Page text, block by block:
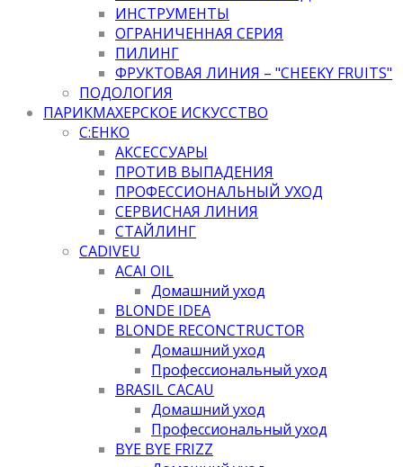
ИНСТРУМЕНТЫ
ОГРАНИЧЕННАЯ СЕРИЯ
ПИЛИНГ
ФРУКТОВАЯ ЛИНИЯ – "CHEEKY FRUITS"
ПОДОЛОГИЯ
ПАРИКМАХЕРСКОЕ ИСКУССТВО
C:EHKO
АКСЕССУАРЫ
ПРОТИВ ВЫПАДЕНИЯ
ПРОФЕССИОНАЛЬНЫЙ УХОД
СЕРВИСНАЯ ЛИНИЯ
СТАЙЛИНГ
CADIVEU
ACAI OIL
Домашний уход
BLONDE IDEA
BLONDE RECONCTRUCTOR
Домашний уход
Профессиональный уход
BRASIL CACAU
Домашний уход
Профессиональный уход
BYE BYE FRIZZ